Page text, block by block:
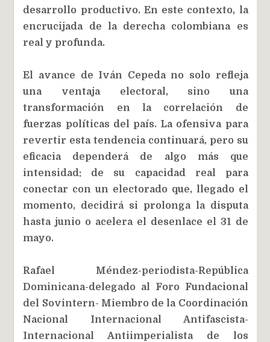
desarrollo productivo. En este contexto, la
encrucijada de la derecha colombiana es
real y profunda.
El avance de Iván Cepeda no solo refleja
una ventaja electoral, sino una
transformación en la correlación de
fuerzas políticas del país. La ofensiva para
revertir esta tendencia continuará, pero su
eficacia dependerá de algo más que
intensidad: de su capacidad real para
conectar con un electorado que, llegado el
momento, decidirá si prolonga la disputa
hasta junio o acelera el desenlace el 31 de
mayo.
Rafael Méndez-periodista-República
Dominicana-delegado al Foro Fundacional
del Sovintern- Miembro de la Coordinación
Nacional Internacional Antifascista-
Internacional Antiimperialista de los